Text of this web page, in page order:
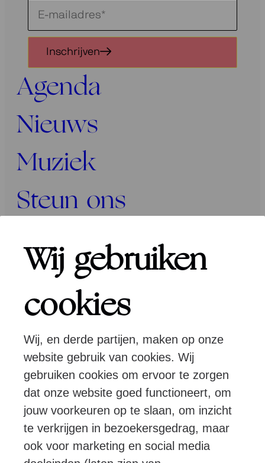
Wij gebruiken
cookies
Wij, en derde partijen, maken op onze
website gebruik van cookies. Wij
gebruiken cookies om ervoor te zorgen
dat onze website goed functioneert, om
jouw voorkeuren op te slaan, om inzicht
te verkrijgen in bezoekersgedrag, maar
ook voor marketing en social media
Schrijf
je
voor
onze
nieuwsbrief
Inschrijven
Agenda
Nieuws
Muziek
Steun ons
Programma’s
Over ons
Programmeurs Contact
Volg ons: